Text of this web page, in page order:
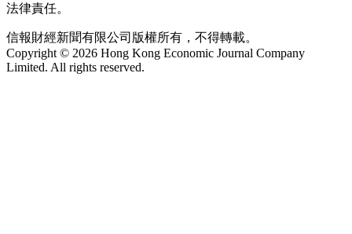
法律責任。
信報財經新聞有限公司版權所有，不得轉載。
Copyright © 2026 Hong Kong Economic Journal Company
Limited. All rights reserved.